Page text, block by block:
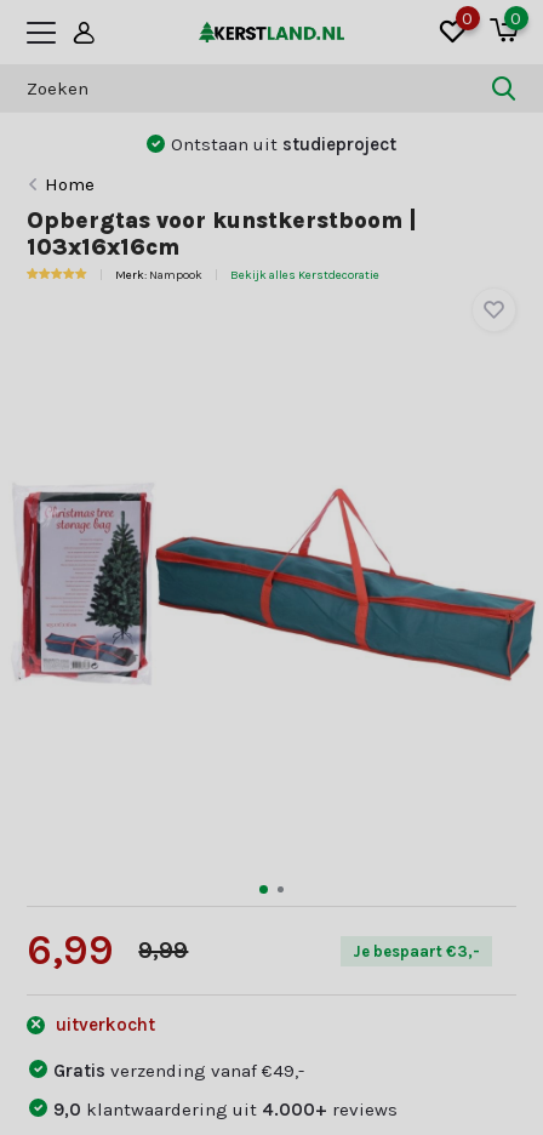
0 0
Ontstaan uit studieproject
Home
Opbergtas voor kunstkerstboom |
103x16x16cm
Merk: Nampook Bekijk alles Kerstdecoratie
6,99 9,99 Je bespaart €3,-
uitverkocht
Gratisverzending vanaf €49,-
9,0 klantwaardering uit 4.000+ reviews